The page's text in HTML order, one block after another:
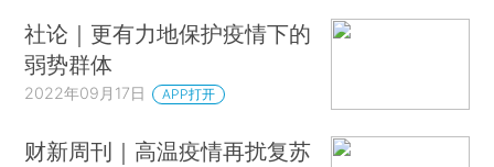
社论｜更有力地保护疫情下的
弱势群体
2022年09月17日 APP打开
财新周刊｜高温疫情再扰复苏